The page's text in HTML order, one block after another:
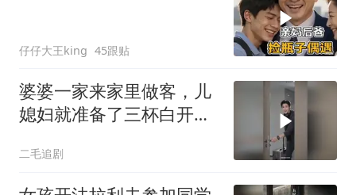
仔仔大王king 45跟贴
婆婆一家来家里做客，儿
媳妇就准备了三杯白开
二毛追剧